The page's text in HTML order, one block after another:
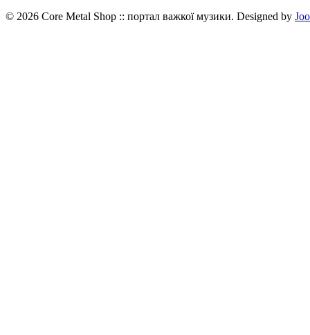
© 2026 Core Metal Shop :: портал важкої музики. Designed by